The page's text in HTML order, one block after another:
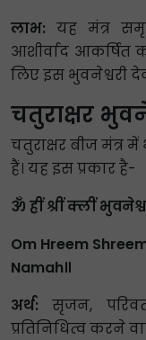
लाभ: यह मंत्र
आशीर्वाद आकर्षित
लिए इस भुवनेश्वरी
चतुराक्षर
चतुराक्षर बीज मंत्र
हैं। यह इस प्रकार है-
ॐ ह्रीं श्रीं क्लीं
Om Hreem
Namah॥
अर्थ: सृजन,
प्रतिनिधित्व करने